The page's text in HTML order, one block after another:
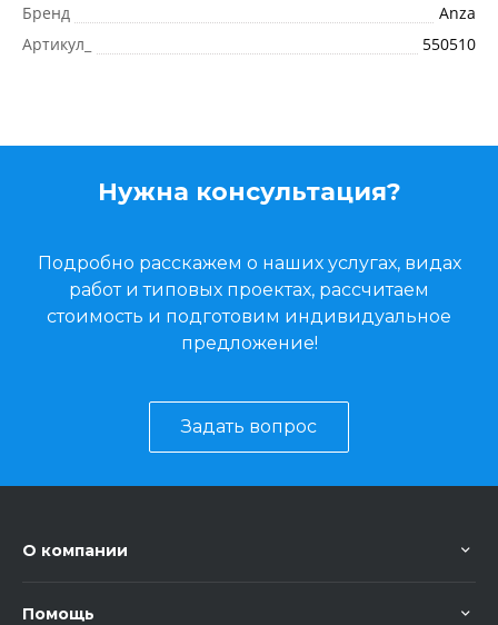
Бренд
Anza
Артикул_
550510
Нужна консультация?
Подробно расскажем о наших услугах, видах
работ и типовых проектах, рассчитаем
стоимость и подготовим индивидуальное
предложение!
Задать вопрос
О компании
Помощь